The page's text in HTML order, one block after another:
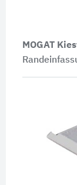
MOGAT